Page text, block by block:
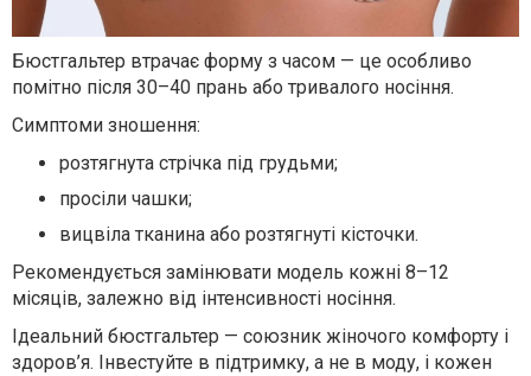
Бюстгальтер втрачає форму з часом — це особливо
помітно після 30–40 прань або тривалого носіння.
Симптоми зношення:
розтягнута стрічка під грудьми;
просіли чашки;
вицвіла тканина або розтягнуті кісточки.
Рекомендується замінювати модель кожні 8–12
місяців, залежно від інтенсивності носіння.
Ідеальний бюстгальтер — союзник жіночого комфорту і
здоров’я. Інвестуйте в підтримку, а не в моду, і кожен